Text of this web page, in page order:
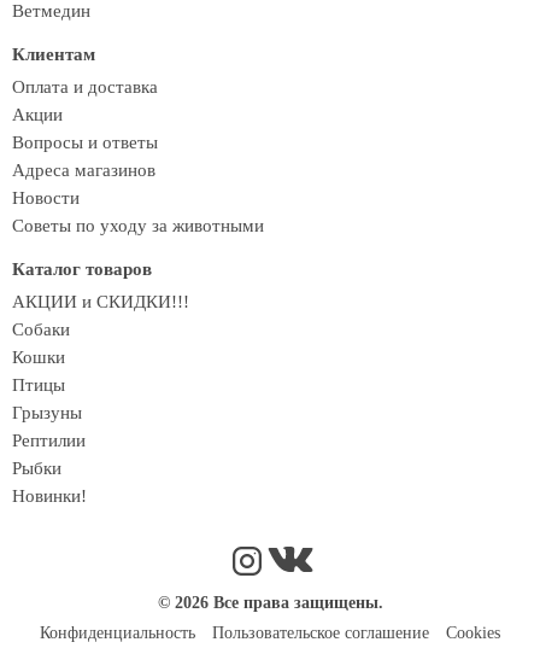
Ветмедин
Клиентам
Оплата и доставка
Акции
Вопросы и ответы
Адреса магазинов
Новости
Советы по уходу за животными
Каталог товаров
АКЦИИ и СКИДКИ!!!
Собаки
Кошки
Птицы
Грызуны
Рептилии
Рыбки
Новинки!
© 2026 Все права защищены.
Конфиденциальность
Пользовательское соглашение
Cookies